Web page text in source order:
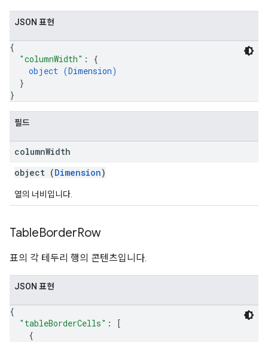
JSON 표현
{
"columnWidth" : {
object (Dimension)
}
}
필드
columnWidth
object (Dimension)
열의 너비입니다.
TableBorderRow
표의 각 테두리 행의 콘텐츠입니다.
JSON 표현
{
"tableBorderCells" :
[
{